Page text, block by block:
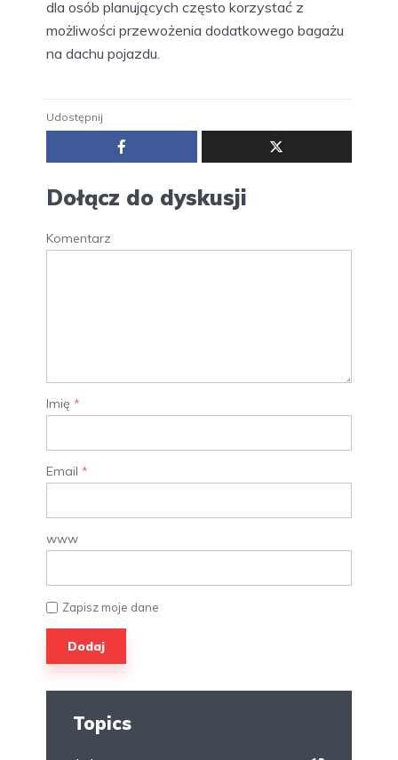
dla osób planujących często korzystać z
możliwości przewożenia dodatkowego bagażu
na dachu pojazdu.
Udostępnij
Dołącz do dyskusji
Komentarz
Imię *
Email *
www
Zapisz moje dane
Topics